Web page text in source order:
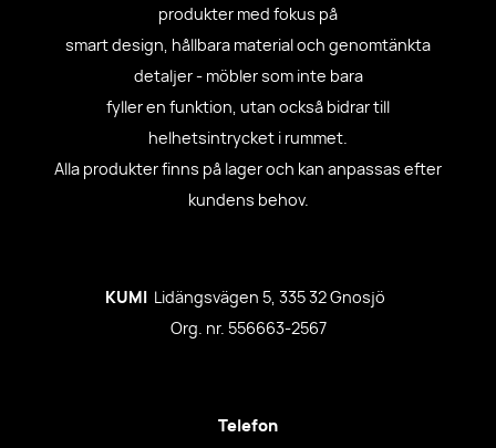
produkter med fokus på
smart design, hållbara material och genomtänkta
detaljer - möbler som inte bara
fyller en funktion, utan också bidrar till
helhetsintrycket i rummet.
Alla produkter finns på lager och kan anpassas efter
kundens behov.
KUMI
Lidängsvägen 5, 335 32 Gnosjö
Org. nr. 556663-2567
Telefon